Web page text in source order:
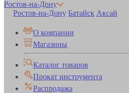
Ростов-на-Дону
Ростов-на-Дону Батайск Аксай
О компании
Магазины
Каталог товаров
Прокат инструмента
Распродажа